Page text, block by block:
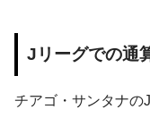
Jリーグでの通
チアゴ・サンタナの